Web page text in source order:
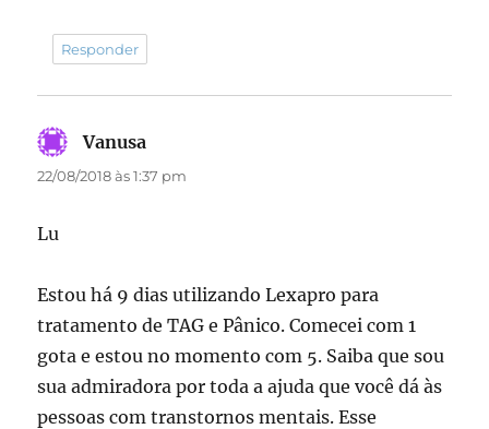
Responder
Vanusa
22/08/2018 às 1:37 pm
Lu
Estou há 9 dias utilizando Lexapro para
tratamento de TAG e Pânico. Comecei com 1
gota e estou no momento com 5. Saiba que sou
sua admiradora por toda a ajuda que você dá às
pessoas com transtornos mentais. Esse